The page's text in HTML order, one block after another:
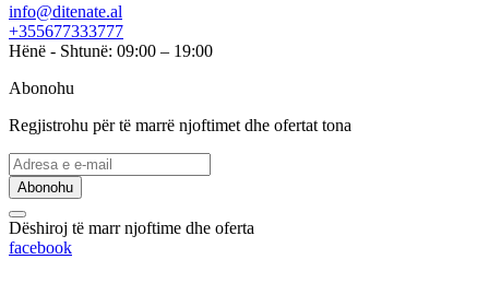
info@ditenate.al
+355677333777
Hënë - Shtunë: 09:00 – 19:00
Abonohu
Regjistrohu për të marrë njoftimet dhe ofertat tona
Abonohu
Dëshiroj të marr njoftime dhe oferta
facebook